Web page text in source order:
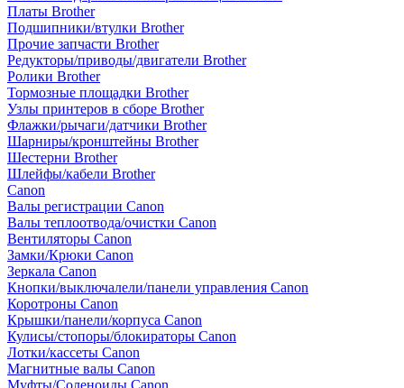
Платы Brother
Подшипники/втулки Brother
Прочие запчасти Brother
Редукторы/приводы/двигатели Brother
Ролики Brother
Тормозные площадки Brother
Узлы принтеров в сборе Brother
Флажки/рычаги/датчики Brother
Шарниры/кронштейны Brother
Шестерни Brother
Шлейфы/кабели Brother
Canon
Валы регистрации Canon
Валы теплоотвода/очистки Canon
Вентиляторы Canon
Замки/Крюки Canon
Зеркала Canon
Кнопки/выключалели/панели управления Canon
Коротроны Canon
Крышки/панели/корпуса Canon
Кулисы/стопоры/блокираторы Canon
Лотки/кассеты Canon
Магнитные валы Canon
Муфты/Соленоиды Canon